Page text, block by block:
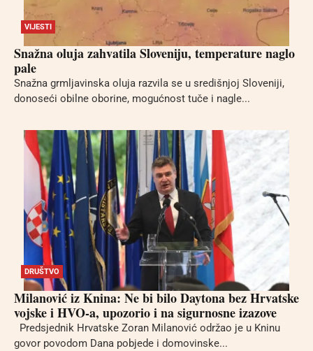
VIJESTI
Snažna oluja zahvatila Sloveniju, temperature naglo
pale
Snažna grmljavinska oluja razvila se u središnjoj Sloveniji,
donoseći obilne oborine, mogućnost tuče i nagle...
DRUŠTVO
Milanović iz Knina: Ne bi bilo Daytona bez Hrvatske
vojske i HVO-a, upozorio i na sigurnosne izazove
Predsjednik Hrvatske Zoran Milanović održao je u Kninu
govor povodom Dana pobjede i domovinske...